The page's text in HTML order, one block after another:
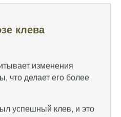
клева
всегда актуален и
и области.